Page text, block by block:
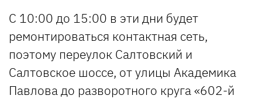
С 10:00 до 15:00 в эти дни будет
ремонтироваться контактная сеть,
поэтому переулок Салтовский и
Салтовское шоссе, от улицы Академика
Павлова до разворотного круга «602-й